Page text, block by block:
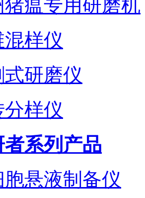
猪瘟专用研磨机
混样仪
研磨仪
样仪
者系列产品
悬液制备仪